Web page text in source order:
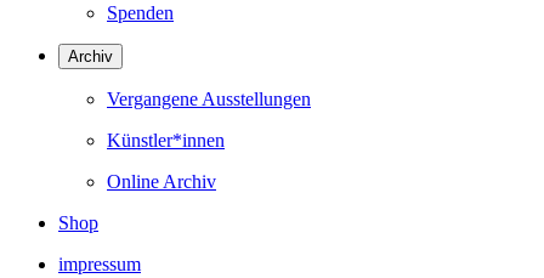
Spenden
Archiv
Vergangene Ausstellungen
Künstler*innen
Online Archiv
Shop
impressum